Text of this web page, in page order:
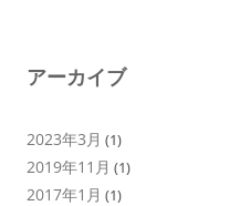
アーカイブ
2023年3月 (1)
2019年11月 (1)
2017年1月 (1)